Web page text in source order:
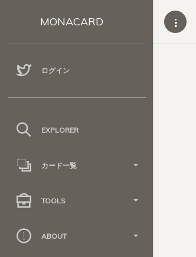
MONACARD
ログイン
EXPLORER
カード一覧
TOOLS
ABOUT